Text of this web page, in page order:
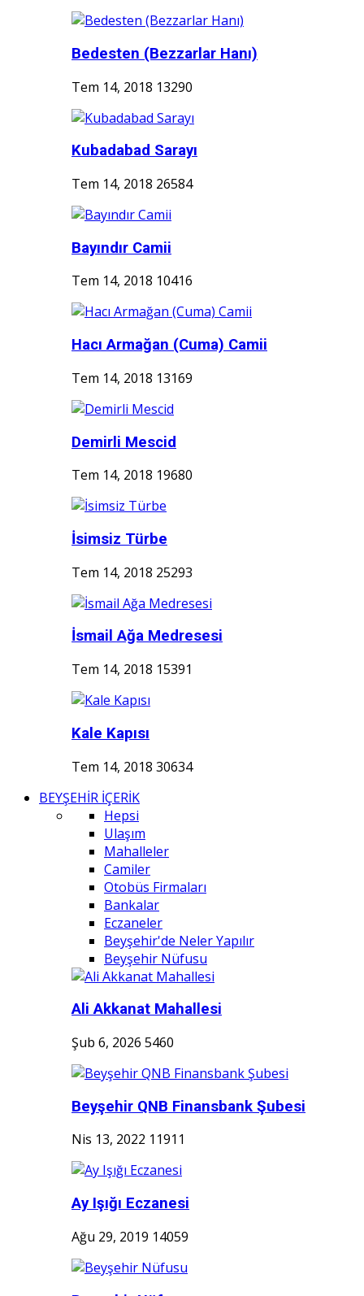
Bedesten (Bezzarlar Hanı)
Tem 14, 2018 13290
Kubadabad Sarayı
Tem 14, 2018 26584
Bayındır Camii
Tem 14, 2018 10416
Hacı Armağan (Cuma) Camii
Tem 14, 2018 13169
Demirli Mescid
Tem 14, 2018 19680
İsimsiz Türbe
Tem 14, 2018 25293
İsmail Ağa Medresesi
Tem 14, 2018 15391
Kale Kapısı
Tem 14, 2018 30634
BEYŞEHİR İÇERİK
Hepsi
Ulaşım
Mahalleler
Camiler
Otobüs Firmaları
Bankalar
Eczaneler
Beyşehir'de Neler Yapılır
Beyşehir Nüfusu
Ali Akkanat Mahallesi
Şub 6, 2026 5460
Beyşehir QNB Finansbank Şubesi
Nis 13, 2022 11911
Ay Işığı Eczanesi
Ağu 29, 2019 14059